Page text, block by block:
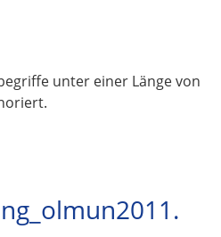
unter einer Länge von